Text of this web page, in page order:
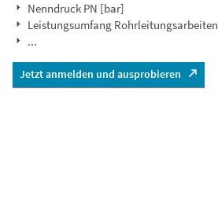
Nenndruck PN [bar]
Leistungsumfang Rohrleitungsarbeiten
...
Jetzt anmelden und ausprobieren